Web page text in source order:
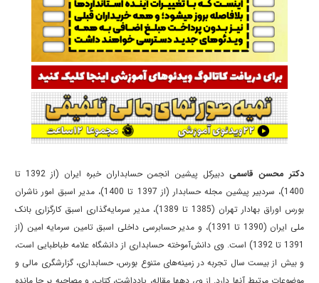
دکتر محسن قاسمی
دبیرکل پیشین انجمن حسابداران خبره ایران (از 1392 تا
1400)، سردبیر پیشین مجله حسابدار (از 1397 تا 1400)، مدیر اسبق امور ناشران
بورس اوراق بهادار تهران (1385 تا 1389)، مدیر سرمایه‌گذاری اسبق کارگزاری بانک
ملی ایران (1390 تا 1391)، و مدیر حسابرسی داخلی اسبق تامین سرمایه امین (از
1391 تا 1392) است. وی دانش‌آموخته حسابداری از دانشگاه علامه طباطبایی است،
و بیش از بیست سال تجربه در زمینه‌های متنوع بورس، حسابداری، گزارشگری مالی و